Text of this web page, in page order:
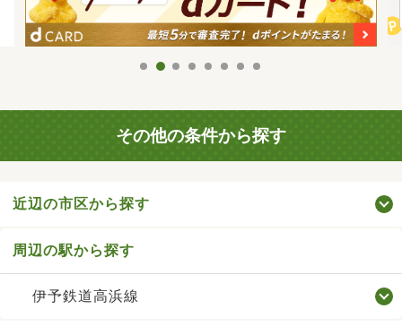
その他の条件から探す
近辺の市区から探す
周辺の駅から探す
伊予鉄道高浜線